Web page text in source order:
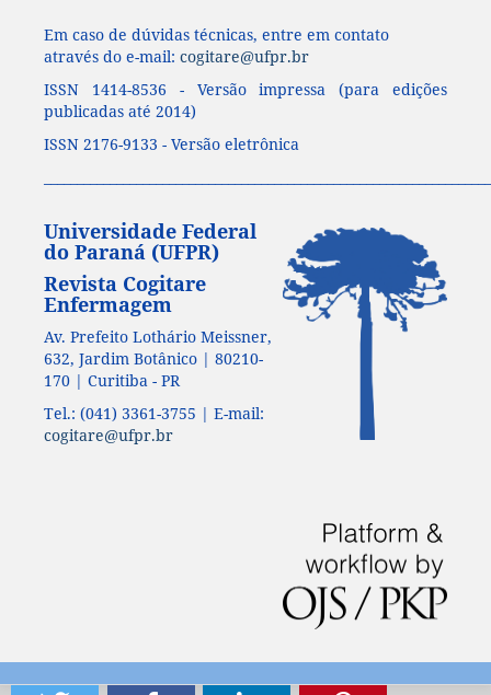
Em caso de dúvidas técnicas, entre em contato
através do e-mail: cogitare@ufpr.br
ISSN 1414-8536 - Versão impressa (para edições
publicadas até 2014)
ISSN 2176-9133 - Versão eletrônica
Universidade Federal
do Paraná (UFPR)
Revista Cogitare
Enfermagem
Av. Prefeito Lothário Meissner,
632, Jardim Botânico | 80210-
170 | Curitiba - PR
Tel.: (041) 3361-3755 | E-mail:
cogitare@ufpr.br